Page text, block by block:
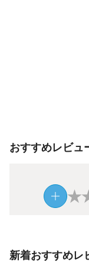
おすすめレビュ
★
新着おすすめレ